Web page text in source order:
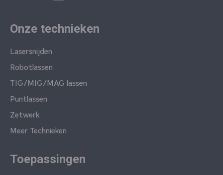
Onze technieken
Lasersnijden
Robotlassen
TIG/MIG/MAG lassen
Puntlassen
Zetwerk
Meer Technieken
Toepassingen